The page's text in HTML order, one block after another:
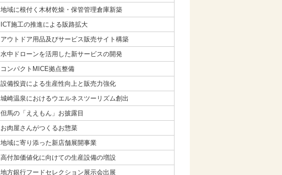
地域に根付く木材乾燥・保管管理倉庫新築
ICT施工の推進による販路拡大
アウトドア用品及びサービス販売サイト構築
水中ドローンを活用した新サービスの開発
コンパクトMICE拠点整備
設備投資による生産性向上と販売力強化
城崎温泉におけるウエルネスツーリズム創出
但馬の「ええもん」お披露目
お肉屋さんがつくるお惣菜
地域に寄り添った新店舗展開事業
高付加価値化に向けての生産設備の増設
地方銀行フードセレクション展示会出展